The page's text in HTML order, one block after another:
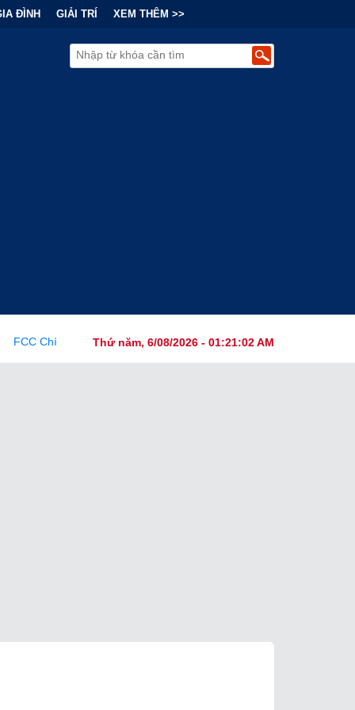
ĐÌNH GIẢI TRÍ XEM THÊM >>
Thứ năm, 6/08/2026 - 01:21:03 AM
Ban Hành Lệnh Cấm Robot Hút Bụi Thông Minh Sản Xuất Tại